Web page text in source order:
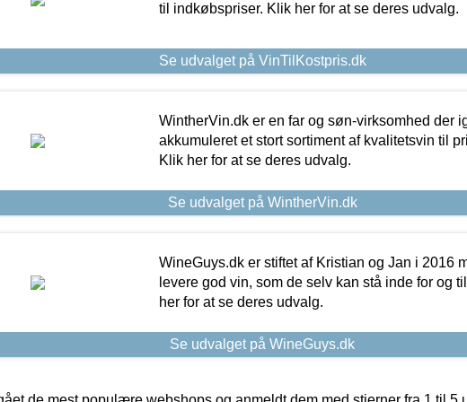
til indkøbspriser. Klik her for at se deres udvalg.
Se udvalget på VinTilKostpris.dk
WintherVin.dk er en far og søn-virksomhed der
akkumuleret et stort sortiment af kvalitetsvin til
Klik her for at se deres udvalg.
Se udvalget på WintherVin.dk
WineGuys.dk er stiftet af Kristian og Jan i 2016
levere god vin, som de selv kan stå inde for og
her for at se deres udvalg.
Se udvalget på WineGuys.dk